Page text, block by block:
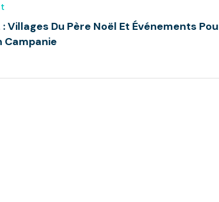
Villages Du Père Noël Et Événements
Campanie